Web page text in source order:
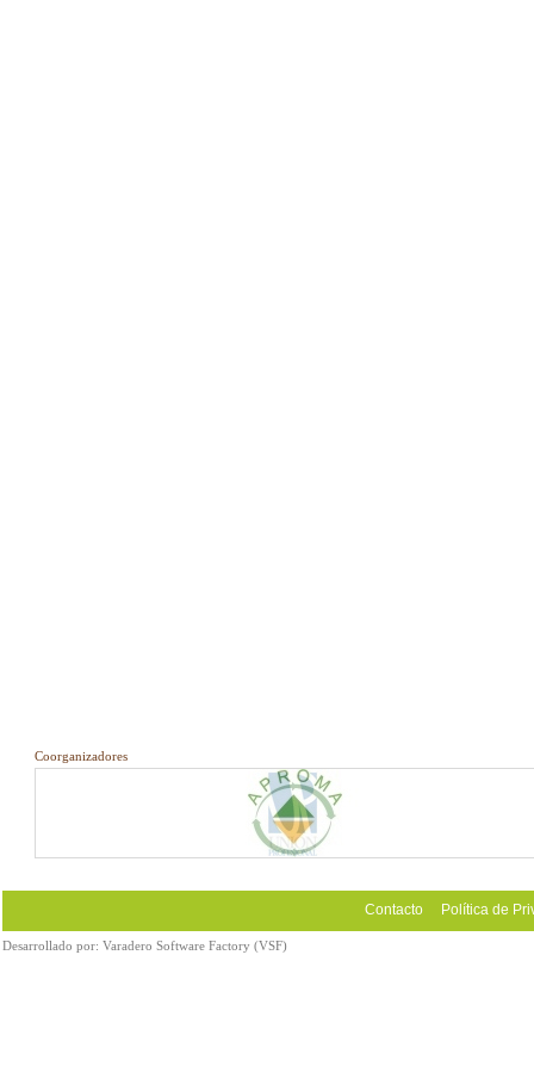
Coorganizadores
Contacto Política de
Desarrollado por: Varadero Software Factory (VSF)